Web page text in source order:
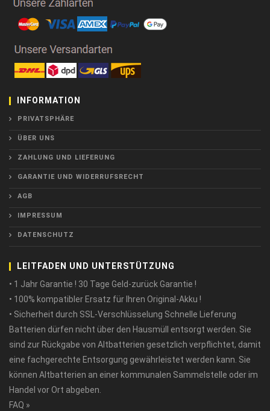
INFORMATION
PRIVATSPHÄRE
ÜBER UNS
ZAHLUNG UND LIEFERUNG
GARANTIE UND WIDERRUFSRECHT
AGB
IMPRESSUM
DATENSCHUTZ
LEITFADEN UND UNTERSTÜTZUNG
• 1 Jahr Garantie ! 30 Tage Geld-zurück Garantie !
• 100% kompatibler Ersatz für Ihren Original-Akku !
• Sicherheit durch SSL-Verschlüsselung Schnelle Lieferung
Batterien dürfen nicht über den Hausmüll entsorgt werden. Sie
sind zur Rückgabe von Altbatterien gesetzlich verpflichtet, damit
eine fachgerechte Entsorgung gewährleistet werden kann. Sie
können Altbatterien an einer kommunalen Sammelstelle oder im
Handel vor Ort abgeben.
FAQ »